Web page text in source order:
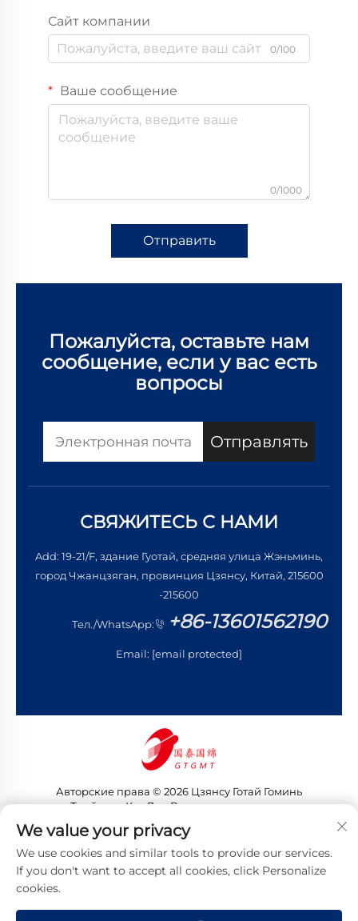
Сайт компании
0/100
Ваше сообщение
0/1000
Отправить
Пожалуйста, оставьте нам
сообщение, если у вас есть
вопросы
Отправлять
СВЯЖИТЕСЬ С НАМИ
Add: 19-21/F, здание Гуотай, средняя улица Жэньминь,
город Чжанцзяган, провинция Цзянсу, Китай, 215600
-215600
Тел./WhatsApp: +86-13601562190
Email: [email protected]
Авторские права © 2026 Цзянсу Готай Гоминь
Трейдинг Ко., Лтд. Все права защищены
Политика конфиденциальности
We value your privacy
We use cookies and similar tools to provide our services.
If you don't want to accept all cookies, click Personalize
cookies.